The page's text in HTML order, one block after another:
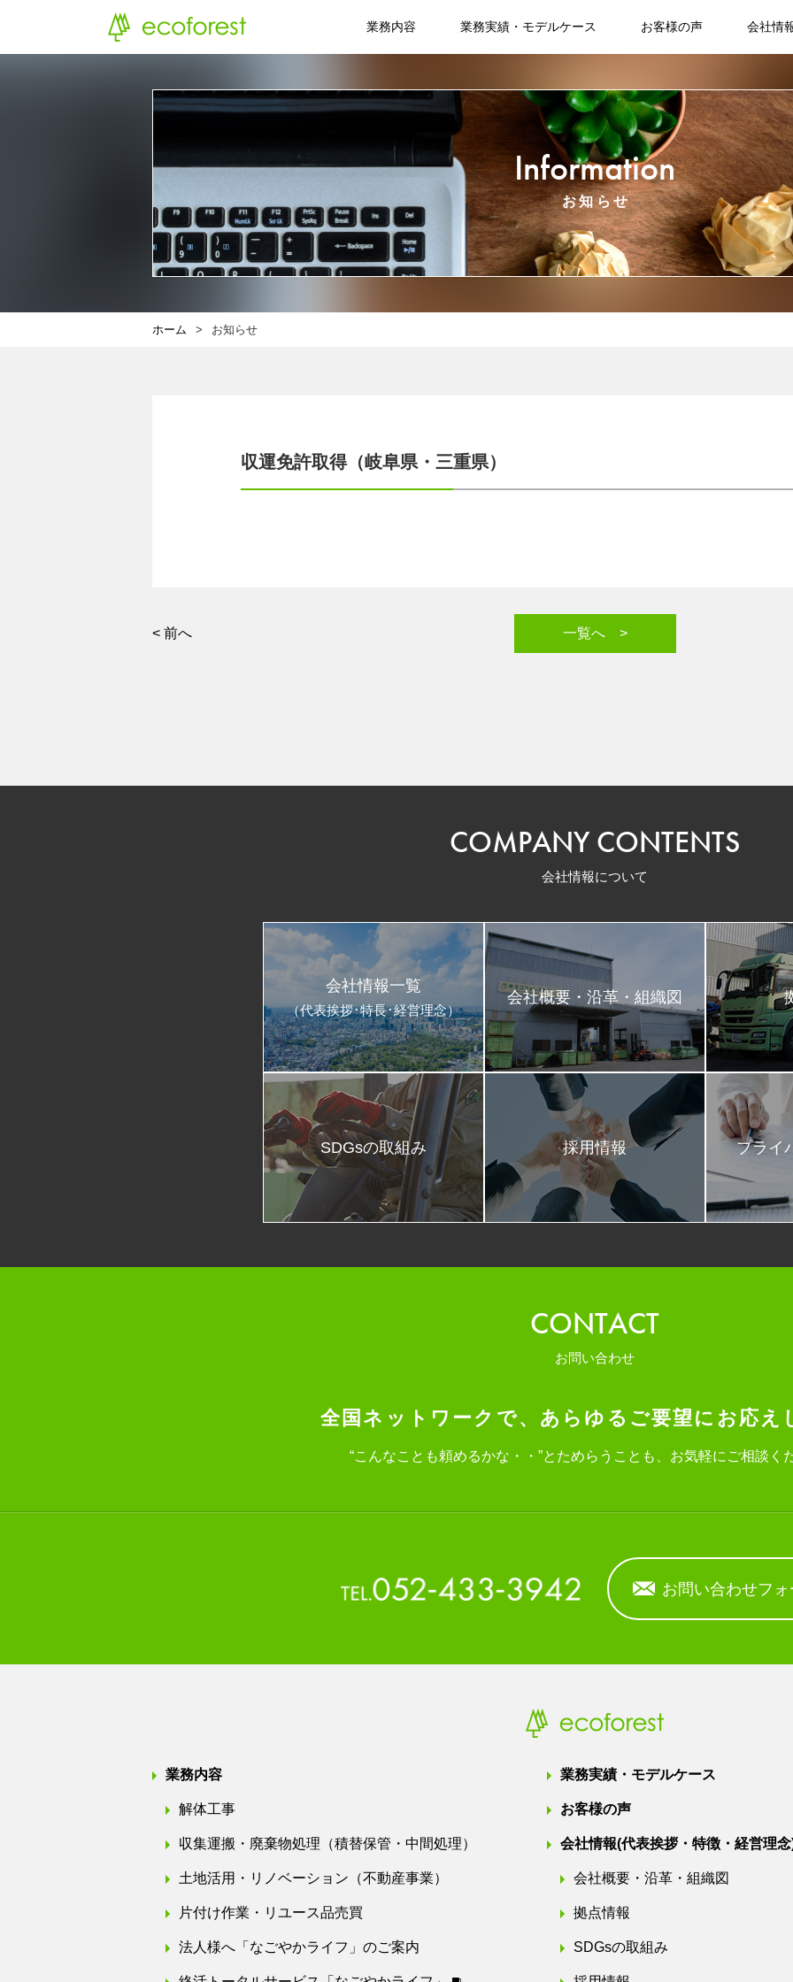
業務内容 業務実績・モデルケース お客様の声 会社情
Information
お知らせ
ホーム お知らせ
収運免許取得（岐阜県・三重県）
< 前へ 一覧へ >
COMPANY CONTENTS
会社情報について
会社情報一覧
（代表挨拶･特長･経営理念）
会社概要・沿革・組織図
SDGsの取組み 採用情報 プライ
CONTACT
お問い合わせ
全国ネットワークで、 あらゆるご要望にお応え
“こんなことも頼めるかな・・”と ためらうことも、お気軽にご相談く
お問い合わせフォ
業務内容
解体工事
収集運搬・廃棄物処理（積替保管・中間処理）
土地活用・リノベーション（不動産事業）
片付け作業・リユース品売買
法人様へ「なごやかライフ」のご案内
業務実績・モデルケース
お客様の声
会社情報(代表挨拶・特徴・経営理
会社概要・沿革・組織図
拠点情報
SDGsの取組み